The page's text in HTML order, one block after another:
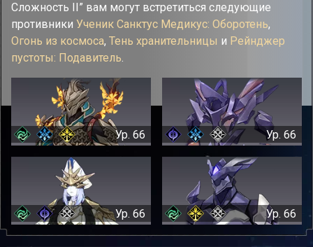
Сложность II” вам могут встретиться следующие
противники Ученик Санктус Медикус: Оборотень,
Огонь из космоса, Тень хранительницы и Рейнджер
пустоты: Подавитель.
Ур. 66 Ур. 66
Ур. 66 Ур. 66